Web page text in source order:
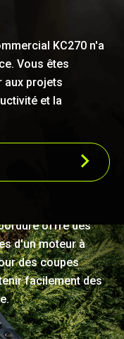
KC270 n'a
Vous êtes
aux projets
et la
offre des
d'un moteur à
des coupes
facilement des